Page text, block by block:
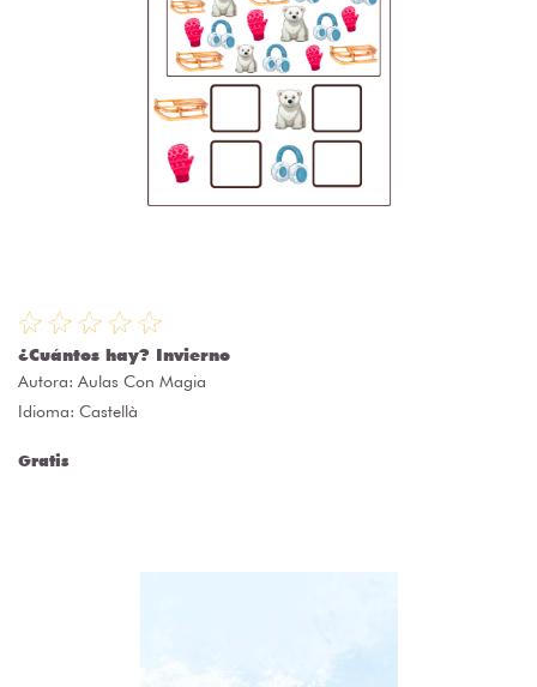
¿Cuántos hay? Invierno
Autora: Aulas Con Magia
Idioma: Castellà
Gratis